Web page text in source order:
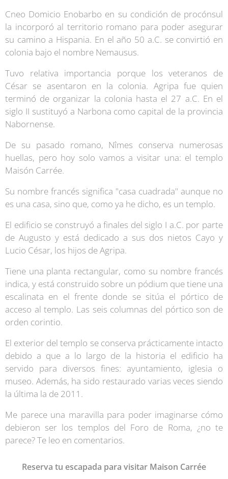
Cneo Domicio Enobarbo en su condición de procónsul
la incorporó al territorio romano para poder asegurar
su camino a Hispania. En el año 50 a.C. se convirtió en
colonia bajo el nombre Nemausus.
Tuvo relativa importancia porque los veteranos de
César se asentaron en la colonia. Agripa fue quien
terminó de organizar la colonia hasta el 27 a.C. En el
siglo II sustituyó a Narbona como capital de la provincia
Nabornense.
De su pasado romano, Nîmes conserva numerosas
huellas, pero hoy solo vamos a visitar una: el templo
Maisón Carrée.
Su nombre francés significa "casa cuadrada" aunque no
es una casa, sino que, como ya he dicho, es un templo.
El edificio se construyó a finales del siglo I a.C. por parte
de Augusto y está dedicado a sus dos nietos Cayo y
Lucio César, los hijos de Agripa.
Tiene una planta rectangular, como su nombre francés
indica, y está construido sobre un pódium que tiene una
escalinata en el frente donde se sitúa el pórtico de
acceso al templo. Las seis columnas del pórtico son de
orden corintio.
El exterior del templo se conserva prácticamente intacto
debido a que a lo largo de la historia el edificio ha
servido para diversos fines: ayuntamiento, iglesia o
museo. Además, ha sido restaurado varias veces siendo
la última la de 2011.
Me parece una maravilla para poder imaginarse cómo
debieron ser los templos del Foro de Roma, ¿no te
parece? Te leo en comentarios.
Reserva tu escapada para visitar Maison Carrée